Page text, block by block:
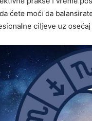
ćete moći da
ciljeve uz